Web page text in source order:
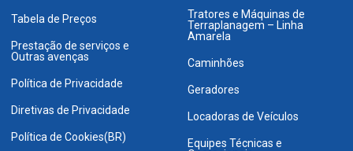
Tabela de Preços
Prestação de serviços e
Outras avenças
Política de Privacidade
Diretivas de Privacidade
Política de Cookies(BR)
Tratores e Máquinas de
Terraplanagem – Linha
Amarela
Caminhões
Geradores
Locadoras de Veículos
Equipes Técnicas e